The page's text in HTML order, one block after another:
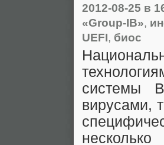
2012-08-25 в
«Group-IB»,
UEFI, биос
системы
вирусами,